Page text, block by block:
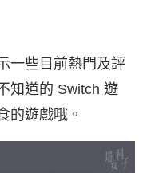
一些目前熱門及評
知道的 Switch 遊
的遊戲哦。